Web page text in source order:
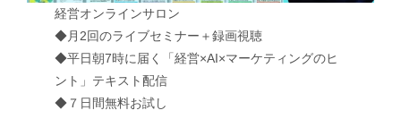
経営オンラインサロン
◆月2回のライブセミナー＋録画視聴
◆平日朝7時に届く「経営×AI×マーケティングのヒ
ント」テキスト配信
◆７日間無料お試し